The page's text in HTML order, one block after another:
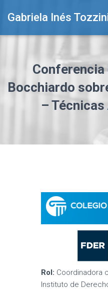
Gabriela Inés
Conferencia
Bocchiardo
–
Rol: Coordinadora
Instituto de